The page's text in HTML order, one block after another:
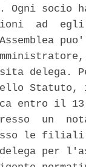
Ogni socio
ad
delega.
entro il 13
un
le filiali
per